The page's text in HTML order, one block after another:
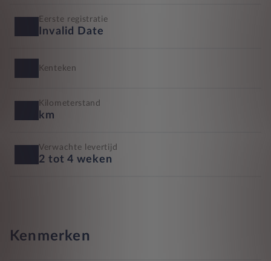
Eerste registratie
Invalid Date
Kenteken
Kilometerstand
km
Verwachte levertijd
2 tot 4 weken
Kenmerken